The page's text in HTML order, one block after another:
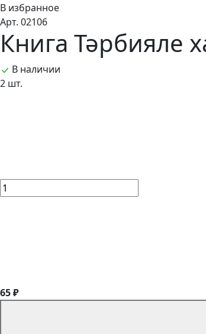
В избранное
Арт. 02106
Книга Тәрбияле
В наличии
2 шт.
65 ₽